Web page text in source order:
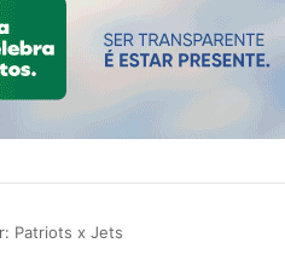
Patriots x Jets